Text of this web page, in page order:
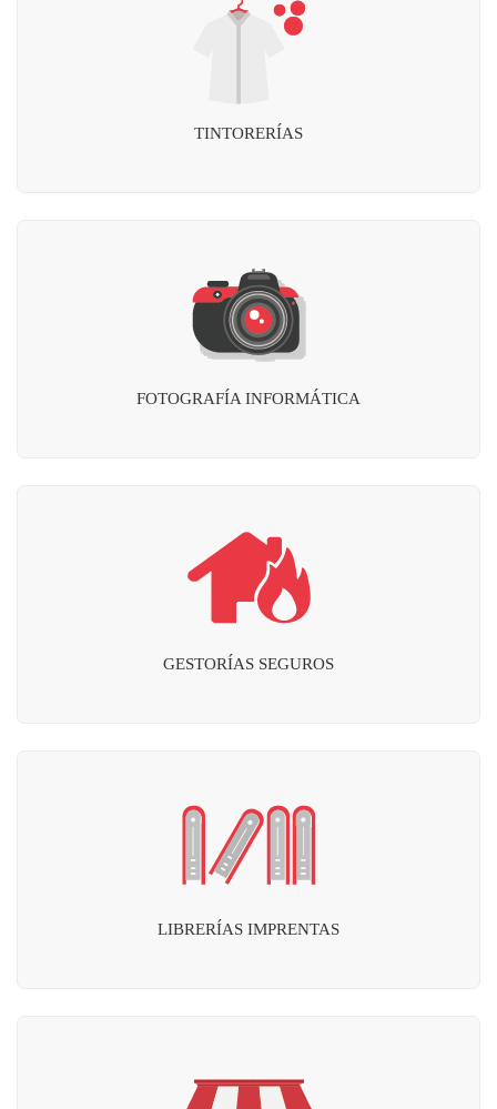
TINTORERÍAS
FOTOGRAFÍA INFORMÁTICA
GESTORÍAS SEGUROS
LIBRERÍAS IMPRENTAS